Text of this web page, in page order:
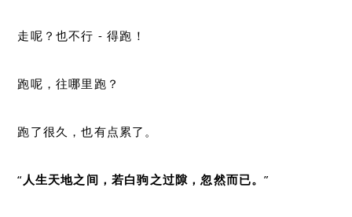
走呢？也不行 - 得跑！
跑呢，往哪里跑？
跑了很久，也有点累了。
“ 人生天地之间，若白驹之过隙，忽然而已。”